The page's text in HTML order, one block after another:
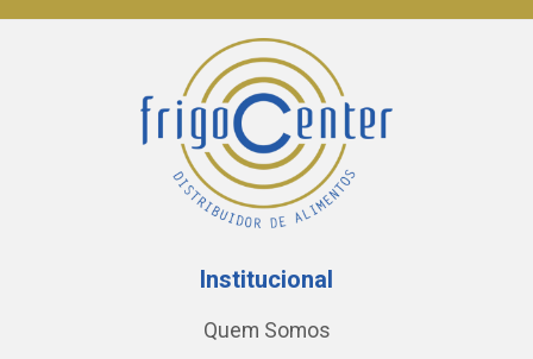
Institucional
Quem Somos